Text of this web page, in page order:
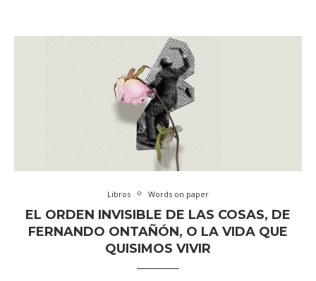
Libros Words on paper
EL ORDEN INVISIBLE DE LAS COSAS, DE
FERNANDO ONTAÑÓN, O LA VIDA QUE
QUISIMOS VIVIR